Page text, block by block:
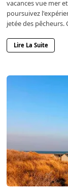
vacances vue mer
poursuivez
jetée des pêcheurs.
Lire La Suite